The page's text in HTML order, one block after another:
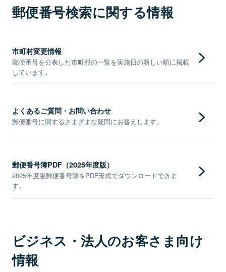
郵便番号検索に関する情報
市町村変更情報
郵便番号を公表した市町村の一覧を実施日の新しい順に掲載
しています。
よくあるご質問・お問い合わせ
郵便番号に関するさまざまな疑問にお答えします。
郵便番号簿PDF（2025年度版）
2025年度版郵便番号簿をPDF形式でダウンロードできま
す。
ビジネス・法人のお客さま向け
情報